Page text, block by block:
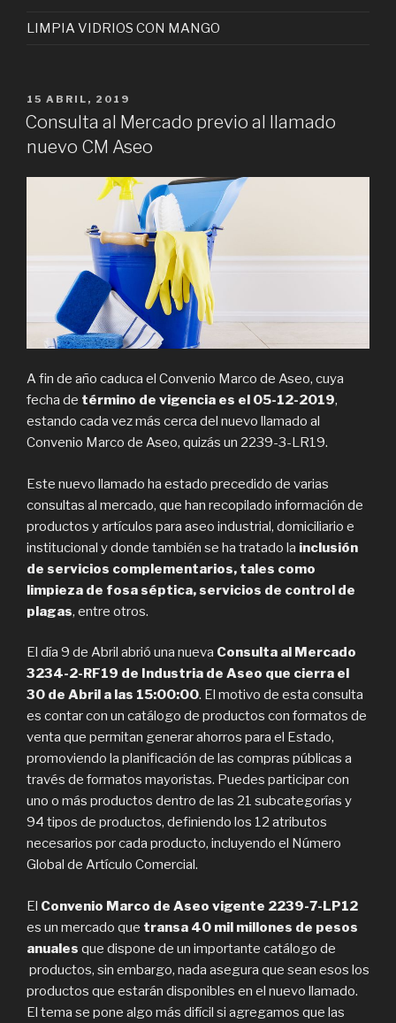
LIMPIA VIDRIOS CON MANGO
PUBLICADO
EN
15 ABRIL, 2019
Consulta al Mercado previo al llamado
nuevo CM Aseo
A fin de año caduca el Convenio Marco de Aseo, cuya
fecha de término de vigencia es el 05-12-2019,
estando cada vez más cerca del nuevo llamado al
Convenio Marco de Aseo, quizás un 2239-3-LR19.
Este nuevo llamado ha estado precedido de varias
consultas al mercado, que han recopilado información de
productos y artículos para aseo industrial, domiciliario e
institucional y donde también se ha tratado la inclusión
de servicios complementarios, tales como
limpieza de fosa séptica, servicios de control de
plagas, entre otros.
El día 9 de Abril abrió una nueva Consulta al Mercado
3234-2-RF19 de Industria de Aseo que cierra el
30 de Abril a las 15:00:00. El motivo de esta consulta
es contar con un catálogo de productos con formatos de
venta que permitan generar ahorros para el Estado,
promoviendo la planificación de las compras públicas a
través de formatos mayoristas. Puedes participar con
uno o más productos dentro de las 21 subcategorías y
94 tipos de productos, definiendo los 12 atributos
necesarios por cada producto, incluyendo el Número
Global de Artículo Comercial.
El Convenio Marco de Aseo vigente 2239-7-LP12
es un mercado que transa 40 mil millones de pesos
anuales que dispone de un importante catálogo de
productos, sin embargo, nada asegura que sean esos los
productos que estarán disponibles en el nuevo llamado.
El tema se pone algo más difícil si agregamos que las